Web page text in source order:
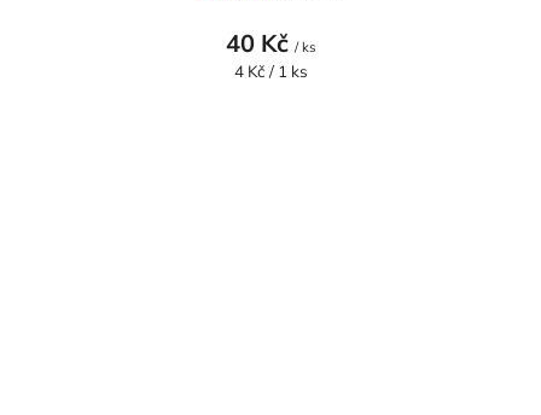
40 Kč / ks
Měrná
4 Kč / 1 ks